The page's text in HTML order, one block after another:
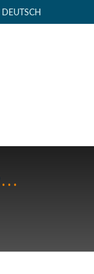
DEUTSCH